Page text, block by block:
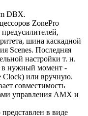
DBX.
ZonePro
шина каскадной
Scenes. Последняя
настройки т. н.
в нужный момент -
Clock) или вручную.
совместимость
управления AMX и
в виде